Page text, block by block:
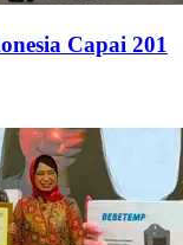
Capai 201